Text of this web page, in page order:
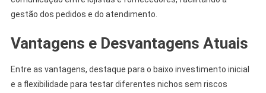
gestão dos pedidos e do atendimento.
Vantagens e Desvantagens Atuais
Entre as vantagens, destaque para o baixo investimento inicial
e a flexibilidade para testar diferentes nichos sem riscos